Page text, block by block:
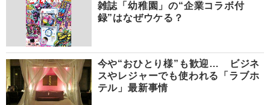
雑誌「幼稚園」の“企業コラボ付
録”はなぜウケる？
今や“おひとり様”も歓迎… ビジネ
スやレジャーでも使われる「ラブホ
テル」最新事情